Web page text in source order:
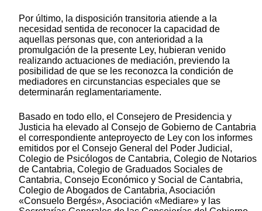
Por último, la disposición transitoria atiende a la
necesidad sentida de reconocer la capacidad de
aquellas personas que, con anterioridad a la
promulgación de la presente Ley, hubieran venido
realizando actuaciones de mediación, previendo la
posibilidad de que se les reconozca la condición de
mediadores en circunstancias especiales que se
determinarán reglamentariamente.
Basado en todo ello, el Consejero de Presidencia y
Justicia ha elevado al Consejo de Gobierno de Cantabria
el correspondiente anteproyecto de Ley con los informes
emitidos por el Consejo General del Poder Judicial,
Colegio de Psicólogos de Cantabria, Colegio de Notarios
de Cantabria, Colegio de Graduados Sociales de
Cantabria, Consejo Económico y Social de Cantabria,
Colegio de Abogados de Cantabria, Asociación
«Consuelo Bergés», Asociación «Mediare» y las